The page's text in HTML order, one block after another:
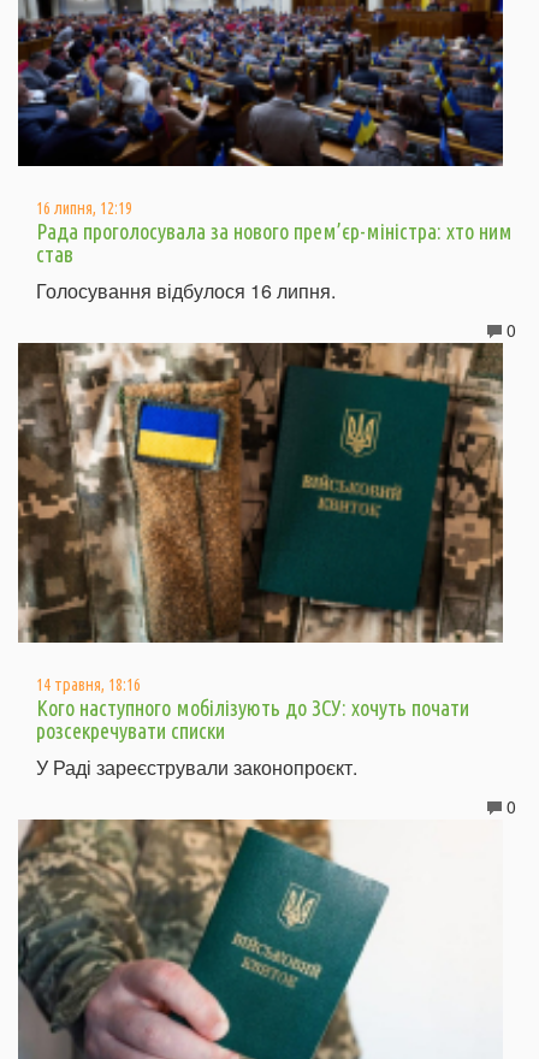
16 липня, 12:19
Рада проголосувала за нового прем’єр-міністра: хто ним
став
Голосування відбулося 16 липня.
0
14 травня, 18:16
Кого наступного мобілізують до ЗСУ: хочуть почати
розсекречувати списки
У Раді зареєстрували законопроєкт.
0